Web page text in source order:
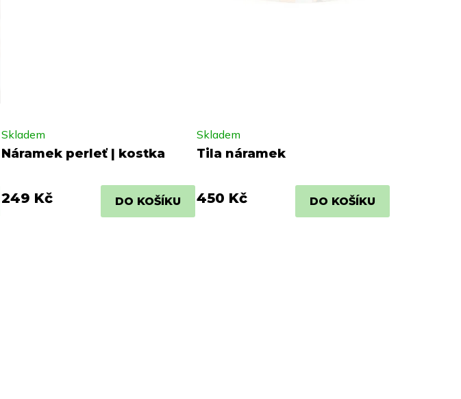
Náramek perleť | kostka
Skladem
249 Kč DO KOŠÍKU
Tila náramek
Skladem
450 Kč DO KOŠÍKU